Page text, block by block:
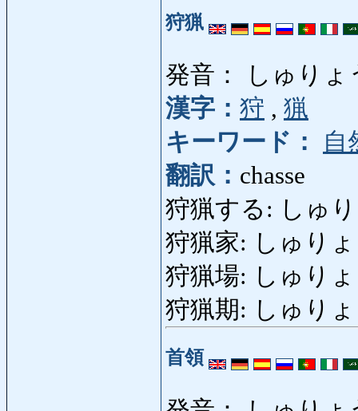
狩猟
発音： しゅりょ
漢字： 狩 , 猟
キーワード：
自
翻訳： chasse
狩猟する: しゅ
狩猟家: しゅり
狩猟場: しゅりょ
狩猟期: しゅりょ
首領